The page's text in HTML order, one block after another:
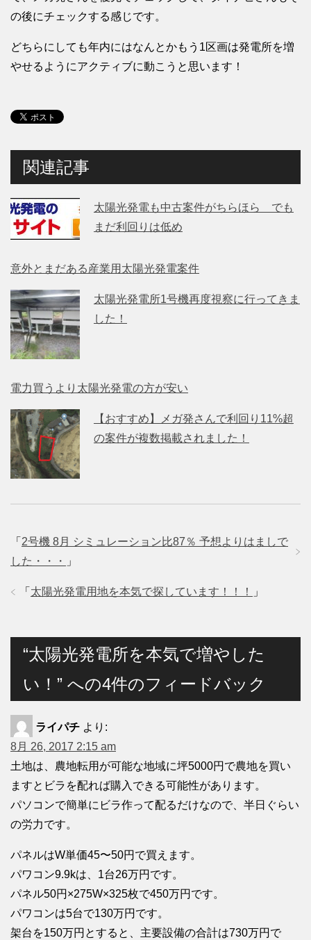
の後にチェックする感じです。
どちらにしても年内にはなんとかもう1区画は発電所を増
やせるようにアクティブに動こうと思います！
関連記事
太陽光発電も中古案件がちらほら でも
まだ利回りは低め
意外とまだある産業用太陽光発電案件
太陽光発電所1号機再度視察に行ってきま
した！
電力買うより太陽光発電の方が安い
【おすすめ】メガ発さんで利回り11%超
の案件が複数掲載されました！
「 2号機 8月 シミュレーション比87％ 予想よりはましで
した・・・
」
「 太陽光発電用地を本気で探しています！！！ 」
“太陽光発電所を本気で増やした
い！” への4件のフィードバック
ライパチ より:
8月 26, 2017 2:15 am
土地は、農地転用が可能な地域に坪5000円で農地を買い
ますとビラを配れば購入できる可能性があります。
パソコンで簡単にビラ作って配るだけなので、半日ぐらい
の労力です。
パネルはW単価45〜50円で買えます。
パワコン9.9kは、1台26万円です。
パネル50円×275W×325枚で450万円です。
パワコンは5台で130万円です。
架台を150万円とすると、主要設備の合計は730万円で